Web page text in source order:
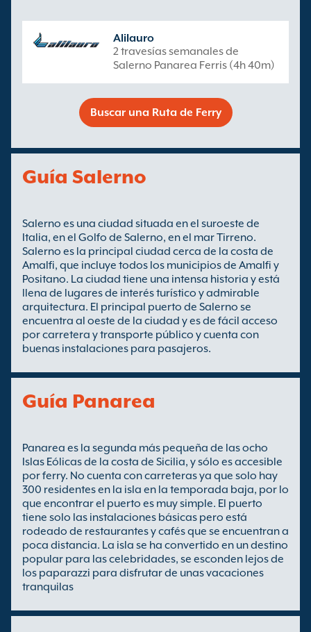
Alilauro
2 travesías semanales de
Salerno Panarea Ferris (4h 40m)
Buscar una Ruta de Ferry
Guía Salerno
Salerno es una ciudad situada en el suroeste de
Italia, en el Golfo de Salerno, en el mar Tirreno.
Salerno es la principal ciudad cerca de la costa de
Amalfi, que incluye todos los municipios de Amalfi y
Positano. La ciudad tiene una intensa historia y está
llena de lugares de interés turístico y admirable
arquitectura. El principal puerto de Salerno se
encuentra al oeste de la ciudad y es de fácil acceso
por carretera y transporte público y cuenta con
buenas instalaciones para pasajeros.
Guía Panarea
Panarea es la segunda más pequeña de las ocho
Islas Eólicas de la costa de Sicilia, y sólo es accesible
por ferry. No cuenta con carreteras ya que solo hay
300 residentes en la isla en la temporada baja, por lo
que encontrar el puerto es muy simple. El puerto
tiene solo las instalaciones básicas pero está
rodeado de restaurantes y cafés que se encuentran a
poca distancia. La isla se ha convertido en un destino
popular para las celebridades, se esconden lejos de
los paparazzi para disfrutar de unas vacaciones
tranquilas